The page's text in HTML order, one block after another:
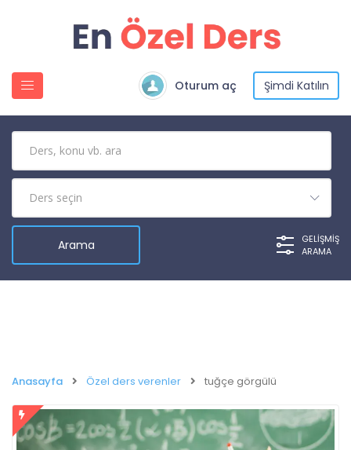
Oturum aç Şimdi Katılın
GELIŞMIŞ
ARAMA
Anasayfa Özel ders verenler tuğçe görgülü